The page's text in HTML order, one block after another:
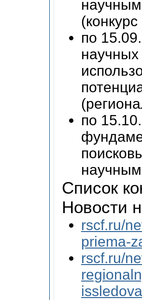
(конкурс
по
по
Список
Новости
rscf.ru/
priema-
rscf.ru/